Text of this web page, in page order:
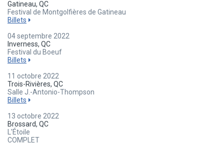
Gatineau, QC
Festival de Montgolfières de Gatineau
Billets
04 septembre 2022
Inverness, QC
Festival du Boeuf
Billets
11 octobre 2022
Trois-Rivières, QC
Salle J.-Antonio-Thompson
Billets
13 octobre 2022
Brossard, QC
L'Étoile
COMPLET